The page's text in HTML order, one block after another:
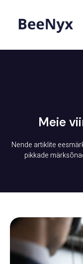
Meie
Nende artiklite
pikkade